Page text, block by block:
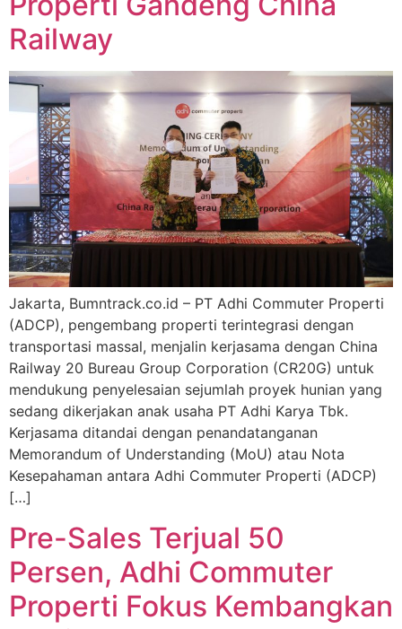
Railway
Jakarta, Bumntrack.co.id – PT Adhi Commuter Properti
(ADCP), pengembang properti terintegrasi dengan
transportasi massal, menjalin kerjasama dengan China
Railway 20 Bureau Group Corporation (CR20G) untuk
mendukung penyelesaian sejumlah proyek hunian yang
sedang dikerjakan anak usaha PT Adhi Karya Tbk.
Kerjasama ditandai dengan penandatanganan
Memorandum of Understanding (MoU) atau Nota
Kesepahaman antara Adhi Commuter Properti (ADCP)
[…]
Pre-Sales Terjual 50
Persen, Adhi Commuter
Properti Fokus Kembangkan